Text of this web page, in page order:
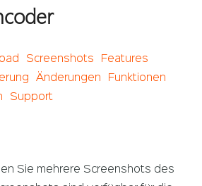
Screenshots
Features
Änderungen
Funktionen
Support
Sie mehrere Screenshots des